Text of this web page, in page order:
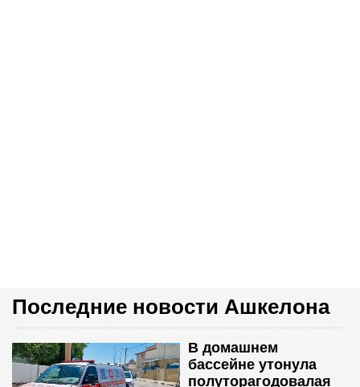
Последние новости Ашкелона
В домашнем
бассейне утонула
полуторагодовалая